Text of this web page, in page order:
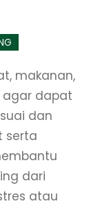
makanan,
agar dapat
dan
serta
dari
atau